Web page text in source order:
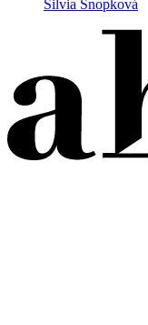
Silvia Snopková